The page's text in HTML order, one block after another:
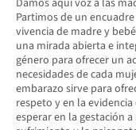
Partimos de un
vivencia de madre y
una mirada abierta e
género para ofrecer un
necesidades de cada
embarazo sirve para
respeto y en la
esperar en la gestación